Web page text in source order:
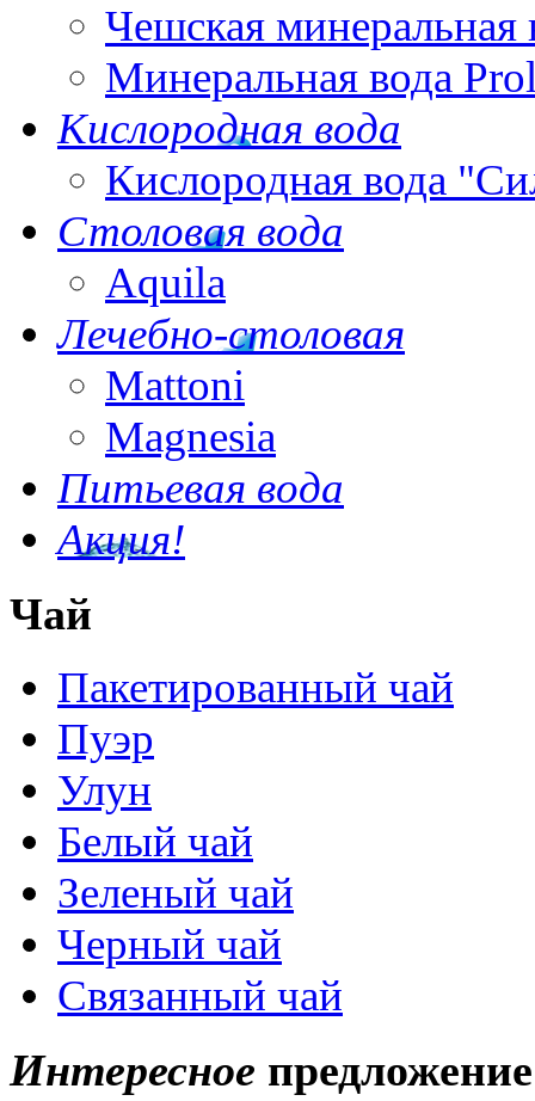
Чешская минеральная
Минеральная вода
Кислородная вода
Кислородная вода
Столовая вода
Aquila
Лечебно-столовая
Mattoni
Magnesia
Питьевая вода
Акция!
Чай
Пакетированный чай
Пуэр
Улун
Белый чай
Зеленый чай
Черный чай
Связанный чай
Интересное предложение